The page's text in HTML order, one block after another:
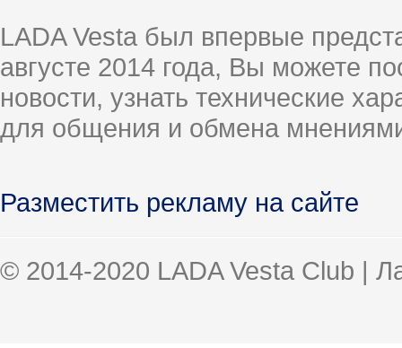
LADA Vesta был впервые
августе 2014 года, Вы можете
новости, узнать технические
для общения и обмена
Разместить рекламу на сайте
© 2014-2020 LADA Vesta Club |